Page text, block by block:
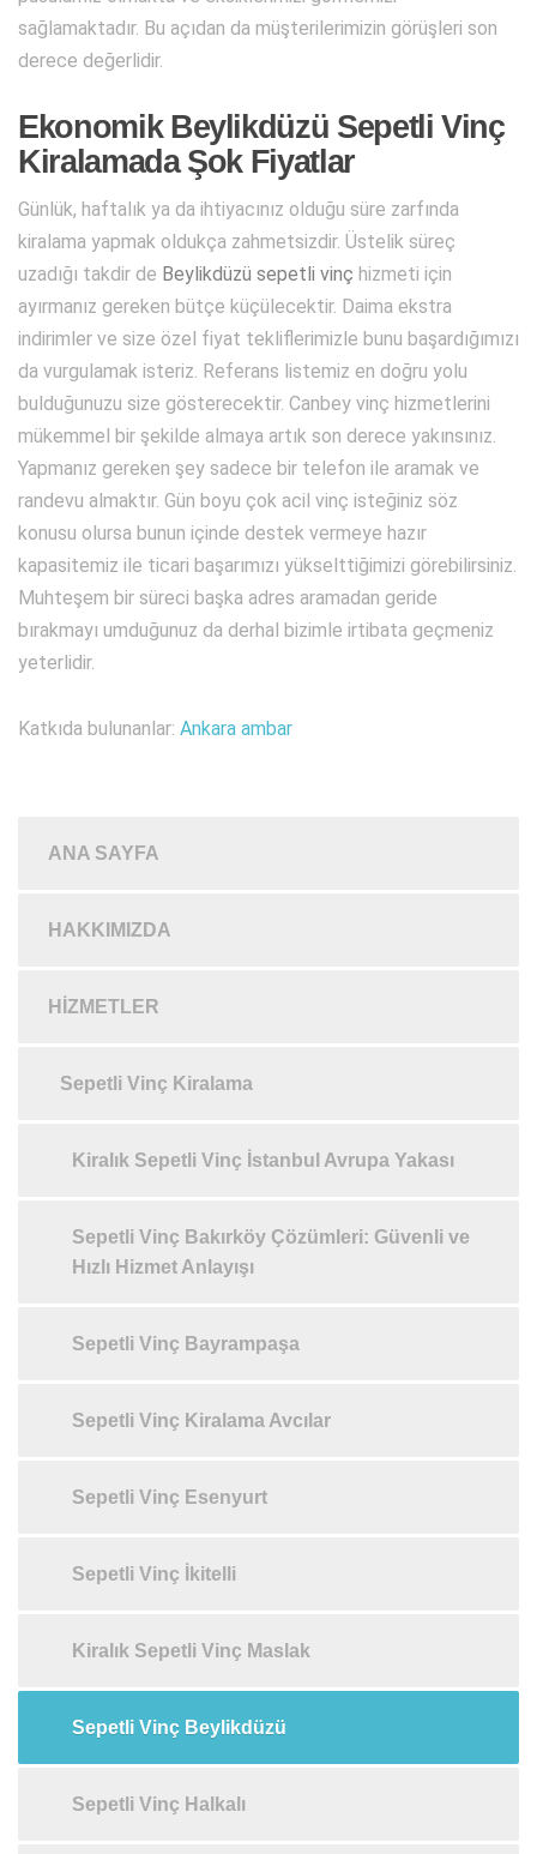
sağlamaktadır. Bu açıdan da müşterilerimizin görüşleri son
derece değerlidir.
Ekonomik Beylikdüzü Sepetli Vinç
Kiralamada Şok Fiyatlar
Günlük, haftalık ya da ihtiyacınız olduğu süre zarfında
kiralama yapmak oldukça zahmetsizdir. Üstelik süreç
uzadığı takdir de Beylikdüzü sepetli vinç hizmeti için
ayırmanız gereken bütçe küçülecektir. Daima ekstra
indirimler ve size özel fiyat tekliflerimizle bunu başardığımızı
da vurgulamak isteriz. Referans listemiz en doğru yolu
bulduğunuzu size gösterecektir. Canbey vinç hizmetlerini
mükemmel bir şekilde almaya artık son derece yakınsınız.
Yapmanız gereken şey sadece bir telefon ile aramak ve
randevu almaktır. Gün boyu çok acil vinç isteğiniz söz
konusu olursa bunun içinde destek vermeye hazır
kapasitemiz ile ticari başarımızı yükselttiğimizi görebilirsiniz.
Muhteşem bir süreci başka adres aramadan geride
bırakmayı umduğunuz da derhal bizimle irtibata geçmeniz
yeterlidir.
Katkıda bulunanlar: Ankara ambar
ANA SAYFA
HAKKIMIZDA
HIZMETLER
Sepetli Vinç Kiralama
Kiralık Sepetli Vinç İstanbul Avrupa Yakası
Sepetli Vinç Bakırköy Çözümleri: Güvenli ve
Hızlı Hizmet Anlayışı
Sepetli Vinç Bayrampaşa
Sepetli Vinç Kiralama Avcılar
Sepetli Vinç Esenyurt
Sepetli Vinç İkitelli
Kiralık Sepetli Vinç Maslak
Sepetli Vinç Beylikdüzü
Sepetli Vinç Halkalı